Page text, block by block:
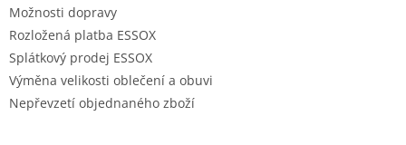
Možnosti dopravy
Rozložená platba ESSOX
Splátkový prodej ESSOX
Výměna velikosti oblečení a obuvi
Nepřevzetí objednaného zboží